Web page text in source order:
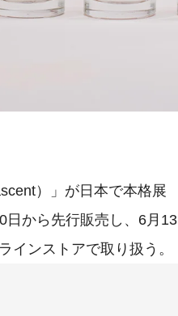
）」が日本で本格展
日から先行販売し、6月13
インストアで取り扱う。